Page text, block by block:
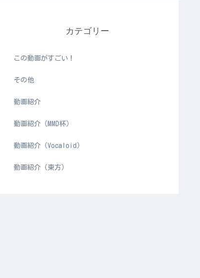
カテゴリー
この動画がすごい！
その他
動画紹介
動画紹介（MMD杯）
動画紹介（Vocaloid）
動画紹介（東方）